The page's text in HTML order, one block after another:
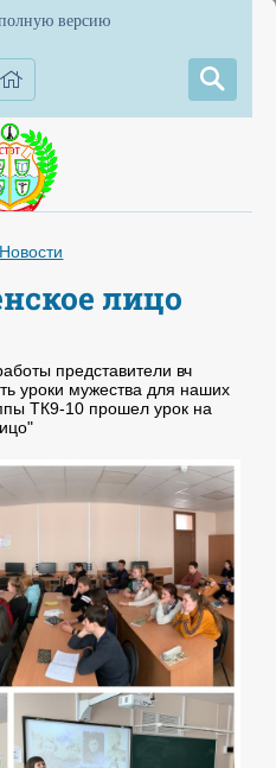
версию
Новости
лицо
представители вч
уроки мужества для наших
ТК9-10 прошел урок на